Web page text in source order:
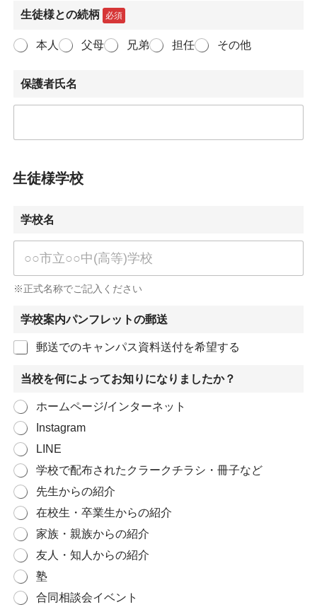
生徒様との続柄 必須
本人 父母 兄弟 担任 その他
保護者氏名
生徒様学校
学校名
※正式名称でご記入ください
学校案内パンフレットの郵送
郵送でのキャンパス資料送付を希望する
当校を何によってお知りになりましたか？
ホームページ/インターネット
Instagram
LINE
学校で配布されたクラークチラシ・冊子など
先生からの紹介
在校生・卒業生からの紹介
家族・親族からの紹介
友人・知人からの紹介
塾
合同相談会イベント